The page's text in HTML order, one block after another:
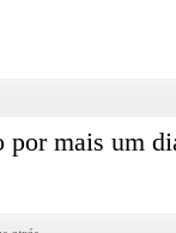
por mais um